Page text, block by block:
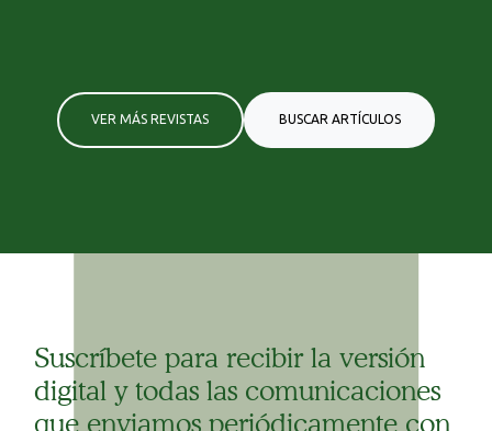
VER MÁS REVISTAS BUSCAR ARTÍCULOS
Suscríbete para recibir la versión
digital y todas las comunicaciones
que enviamos periódicamente con